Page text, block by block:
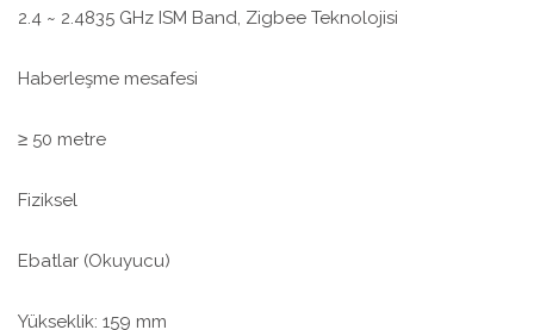
2.4 ~ 2.4835 GHz ISM Band, Zigbee Teknolojisi
Haberleşme mesafesi
≥ 50 metre
Fiziksel
Ebatlar (Okuyucu)
Yükseklik: 159 mm